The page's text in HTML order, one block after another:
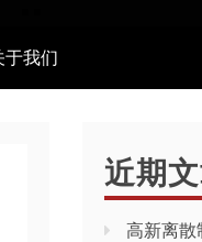
于我们
近期
高新离散